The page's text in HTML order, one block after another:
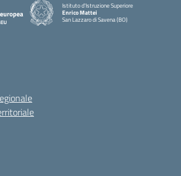
Istituto d'Istruzione Superiore
Enrico Mattei
San Lazzaro di Savena (BO)